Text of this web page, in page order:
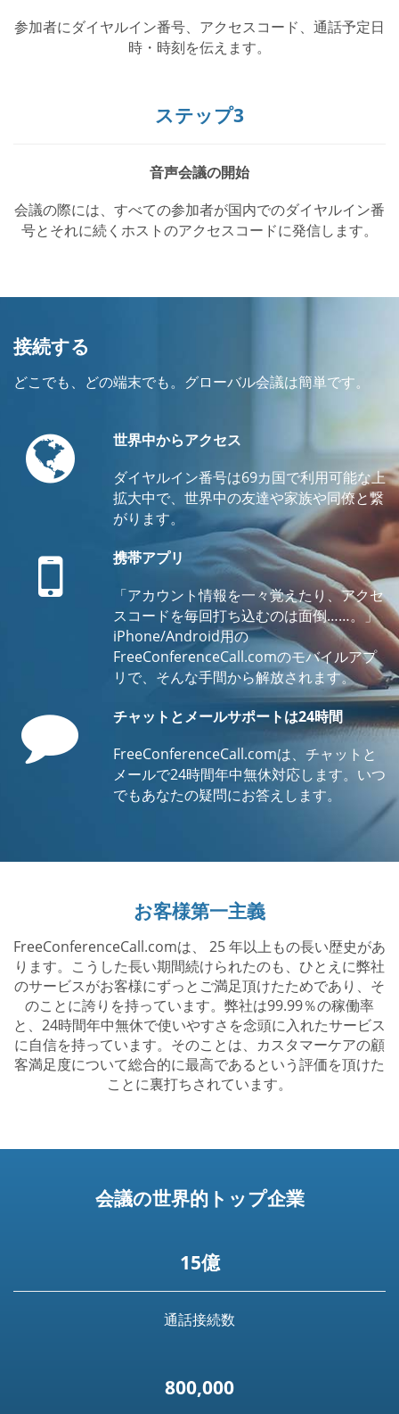
参加者にダイヤルイン番号、アクセスコード、通話予定日
時・時刻を伝えます。
ステップ3
音声会議の開始
会議の際には、すべての参加者が国内でのダイヤルイン番
号とそれに続くホストのアクセスコードに発信します。
接続する
どこでも、どの端末でも。グローバル会議は簡単です。
Globe世界中からアクセス
ダイヤルイン番号は69カ国で利用可能な上
拡大中で、世界中の友達や家族や同僚と繋
がります。
Mobile
携帯アプリ
「アカウント情報を一々覚えたり、アクセ
スコードを毎回打ち込むのは面倒……。」
iPhone/Android用の
FreeConferenceCall.comのモバイルアプ
リで、そんな手間から解放されます。
Comment
チャットとメールサポートは24時間
FreeConferenceCall.comは、チャットと
メールで24時間年中無休対応します。いつ
でもあなたの疑問にお答えします。
お客様第一主義
FreeConferenceCall.comは、 25 年以上もの長い歴史があ
ります。こうした長い期間続けられたのも、ひとえに弊社
のサービスがお客様にずっとご満足頂けたためであり、そ
のことに誇りを持っています。弊社は99.99％の稼働率
と、24時間年中無休で使いやすさを念頭に入れたサービス
に自信を持っています。そのことは、カスタマーケアの顧
客満足度について総合的に最高であるという評価を頂けた
ことに裏打ちされています。
会議の世界的トップ企業
15億
通話接続数
800,000